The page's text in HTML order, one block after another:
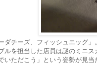
ーダチーズ、フィッシュエッグ
ルを担当した店員は謎のミニ
いただこう」という姿勢が見